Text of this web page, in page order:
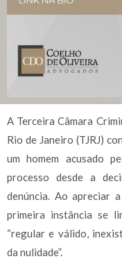
A Terceira Câmara
Rio de Janeiro (TJRJ)
um homem acusado
processo desde a
denúncia. Ao apreciar
primeira instância se
“regular e válido,
da nulidade”.